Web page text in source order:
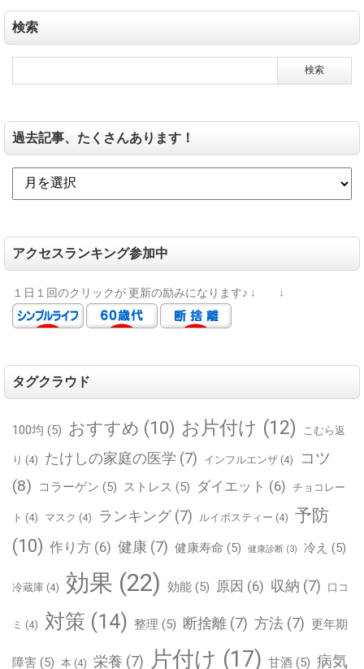
検索
過去記事、たくさんあります！
アクセスランキング参加中
１日１回のクリックが更新の励みになります♪ ↓ ↓
タグクラウド
100均 (5) おすすめ (10) お片付け (12) こむら返
り (4) たけしの家庭の医学 (7) インフルエンザ (4)
コツ
(8)
コラーゲン (5) ストレス (5) ダイエット (6) チョコレー
ト (4) マスク (4) ランキング (7) ルイボスティー (4) 予防
(10) 作り方 (6) 健康 (7) 健康寿命 (5) 健康診断 (3) 冷え (5)
冷蔵庫 (4) 効果 (22) 効能 (5) 原因 (6) 収納 (7) 口コ
ミ (4) 対策 (14) 整理 (5) 断捨離 (7) 方法 (7) 更年期
障害 (5) 本 (4) 栄養 (7) 片付け (17) 甘酒 (5) 病気